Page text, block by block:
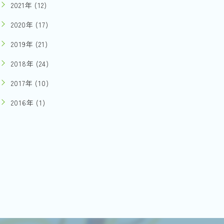
2021年 (12)
2020年 (17)
2019年 (21)
2018年 (24)
2017年 (10)
2016年 (1)